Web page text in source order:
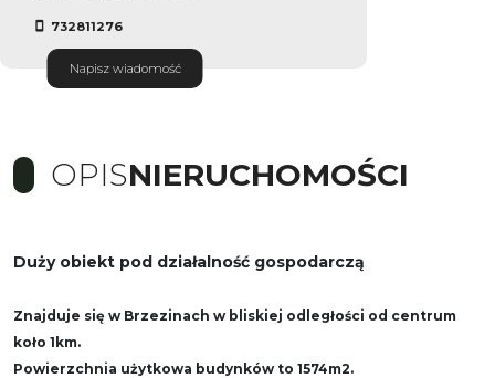
732811276
Napisz wiadomość
OPISNIERUCHOMOŚCI
Duży obiekt pod działalność gospodarczą
Znajduje się w Brzezinach w bliskiej odległości od centrum
koło 1km.
Powierzchnia użytkowa budynków to 1574m2.